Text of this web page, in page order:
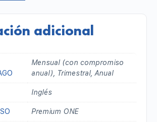
adicional
Mensual (con compromiso
anual), Trimestral, Anual
Inglés
Premium ONE